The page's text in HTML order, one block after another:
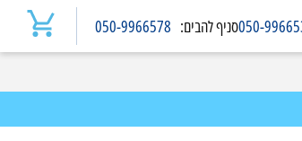
050-סניףלהבים:
050-9966578